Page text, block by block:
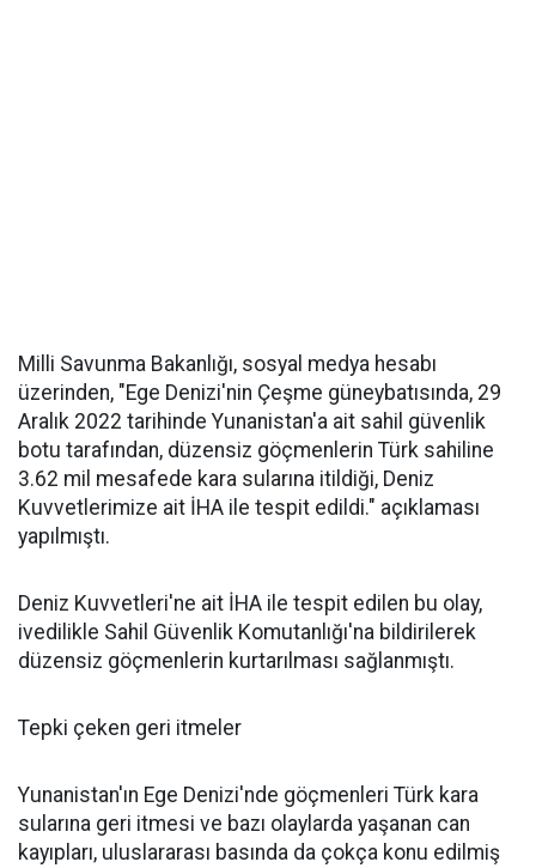
Milli Savunma Bakanlığı, sosyal medya hesabı
üzerinden, "Ege Denizi'nin Çeşme güneybatısında, 29
Aralık 2022 tarihinde Yunanistan'a ait sahil güvenlik
botu tarafından, düzensiz göçmenlerin Türk sahiline
3.62 mil mesafede kara sularına itildiği, Deniz
Kuvvetlerimize ait İHA ile tespit edildi." açıklaması
yapılmıştı.
Deniz Kuvvetleri'ne ait İHA ile tespit edilen bu olay,
ivedilikle Sahil Güvenlik Komutanlığı'na bildirilerek
düzensiz göçmenlerin kurtarılması sağlanmıştı.
Tepki çeken geri itmeler
Yunanistan'ın Ege Denizi'nde göçmenleri Türk kara
sularına geri itmesi ve bazı olaylarda yaşanan can
kayıpları, uluslararası basında da çokça konu edilmiş